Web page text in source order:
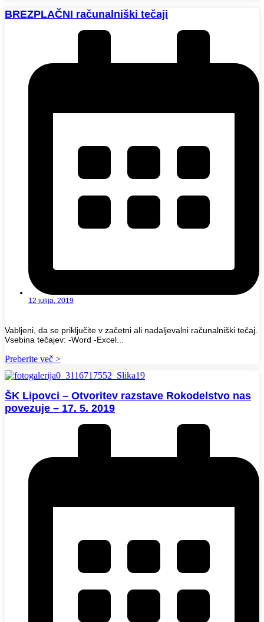
BREZPLAČNI računalniški tečaji
12 julija, 2019
Vabljeni, da se priključite v začetni ali nadaljevalni računalniški tečaj.
Vsebina tečajev: -Word -Excel...
Preberite več >
ŠK Lipovci – Otvoritev razstave Rokodelstvo nas
povezuje – 17. 5. 2019